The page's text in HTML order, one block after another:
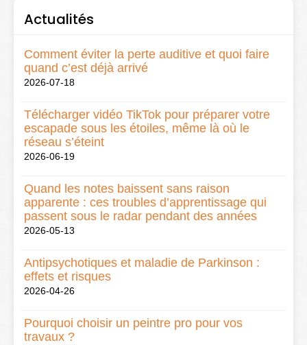
Actualités
Comment éviter la perte auditive et quoi faire
quand c’est déjà arrivé
2026-07-18
Télécharger vidéo TikTok pour préparer votre
escapade sous les étoiles, même là où le
réseau s’éteint
2026-06-19
Quand les notes baissent sans raison
apparente : ces troubles d’apprentissage qui
passent sous le radar pendant des années
2026-05-13
Antipsychotiques et maladie de Parkinson :
effets et risques
2026-04-26
Pourquoi choisir un peintre pro pour vos
travaux ?